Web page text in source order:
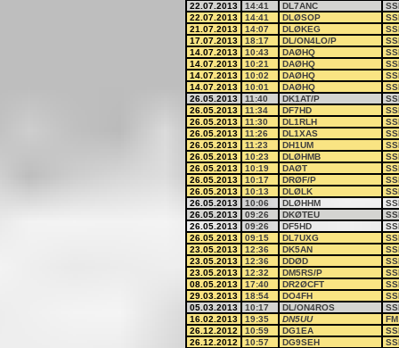
22.07.2013
14:41 DL7ANC
22.07.2013
14:41 DLØSOP
21.07.2013
14:07 DLØKEG
17.07.2013
18:17 DL/ON4LO/P
14.07.2013
10:43 DAØHQ
14.07.2013
10:21 DAØHQ
14.07.2013
10:02 DAØHQ
14.07.2013
10:01 DAØHQ
26.05.2013
11:40 DK1AT/P
26.05.2013
11:34 DF7HD
26.05.2013
11:30 DL1RLH
26.05.2013
11:26 DL1XAS
26.05.2013
11:23 DH1UM
26.05.2013
10:23 DLØHMB
26.05.2013
10:19 DAØT
26.05.2013
10:17 DRØF/P
26.05.2013
10:13 DLØLK
26.05.2013
10:06 DLØHHM
26.05.2013
09:26 DKØTEU
26.05.2013
09:26 DF5HD
26.05.2013
09:15 DL7UXG
23.05.2013
12:36 DK5AN
23.05.2013
12:36 DDØD
23.05.2013
12:32 DM5RS/P
08.05.2013
17:40 DR2ØCFT
29.03.2013
18:54 DO4FH
05.03.2013
10:17 DL/ON4ROS
16.02.2013
19:35 DN5UU
FM
26.12.2012
10:59 DG1EA
26.12.2012
10:57 DG9SEH